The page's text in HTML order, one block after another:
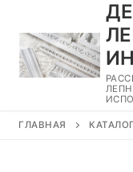
содержимому
ГЛАВНАЯ КАТАЛОГ